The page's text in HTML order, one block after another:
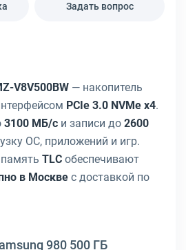
Задать вопрос
V8V500BW — накопитель
PCIe 3.0 NVMe x4.
3100 МБ/с и записи до 2600
ОС, приложений и игр.
TLC обеспечивают
в Москве с доставкой по
980 500 ГБ